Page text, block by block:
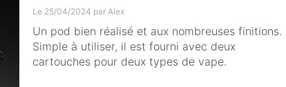
Le 25/04/2024 par Alex
Un pod bien réalisé et aux nombreuses finitions.
Simple à utiliser, il est fourni avec deux
cartouches pour deux types de vape.